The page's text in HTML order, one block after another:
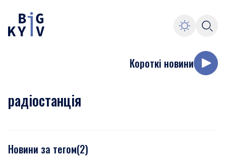
Короткі новини
радіостанція
Новини за тегом(2)